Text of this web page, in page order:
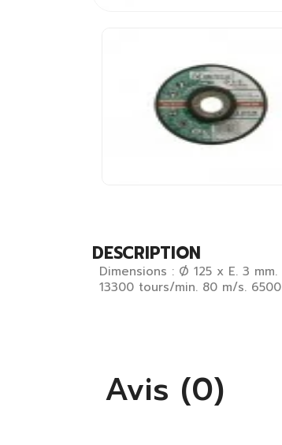
DESCRIPTION
Dimensions : Ø 125 x E. 3
13300 tours/min. 80 m/s. 6500
Avis (0)